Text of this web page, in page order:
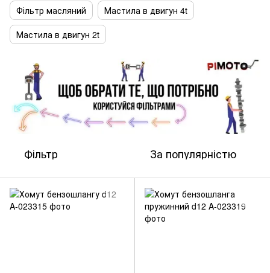
Фільтр масляний
Мастила в двигун 4t
Мастила в двигун 2t
Фільтр За популярністю